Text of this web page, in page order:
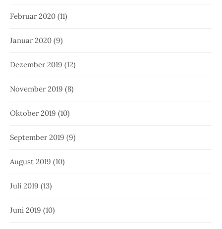
Februar 2020 (11)
Januar 2020 (9)
Dezember 2019 (12)
November 2019 (8)
Oktober 2019 (10)
September 2019 (9)
August 2019 (10)
Juli 2019 (13)
Juni 2019 (10)